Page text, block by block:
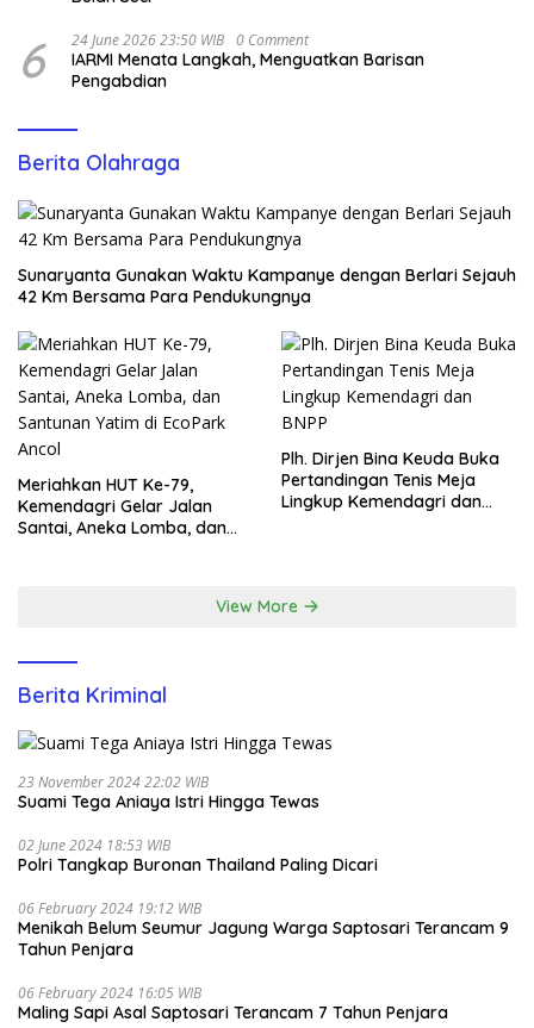
6 24 June 2026 23:50 WIB 0 Comment
IARMI Menata Langkah, Menguatkan Barisan
Pengabdian
Berita Olahraga
Sunaryanta Gunakan Waktu Kampanye dengan Berlari Sejauh
42 Km Bersama Para Pendukungnya
Meriahkan HUT Ke-79,
Kemendagri Gelar Jalan
Santai, Aneka Lomba, dan
Plh. Dirjen Bina Keuda Buka
Pertandingan Tenis Meja
Lingkup Kemendagri dan
View More
Berita Kriminal
23 November 2024 22:02 WIB
Suami Tega Aniaya Istri Hingga Tewas
02 June 2024 18:53 WIB
Polri Tangkap Buronan Thailand Paling Dicari
06 February 2024 19:12 WIB
Menikah Belum Seumur Jagung Warga Saptosari Terancam 9
Tahun Penjara
06 February 2024 16:05 WIB
Maling Sapi Asal Saptosari Terancam 7 Tahun Penjara